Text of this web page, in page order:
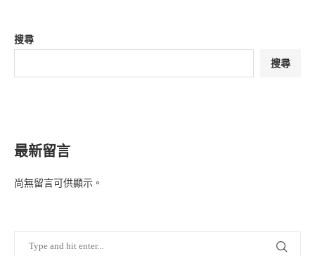
搜尋
搜尋
最新留言
尚無留言可供顯示。